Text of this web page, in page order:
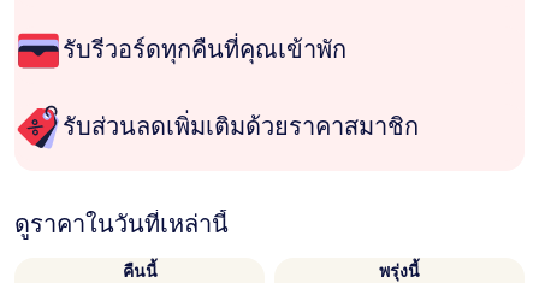
รับรีวอร์ดทุกคืนที่คุณเข้าพัก
รับส่วนลดเพิ่มเติมด้วยราคาสมาชิก
ดูราคาในวันที่เหล่านี้
คืนนี้
พรุ่งนี้